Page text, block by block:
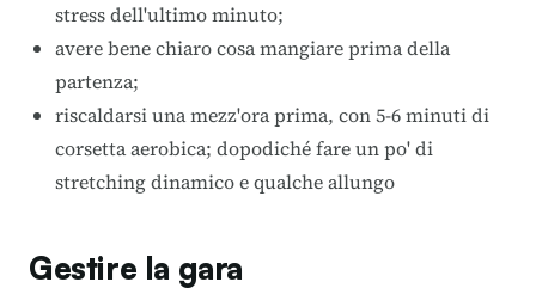
stress dell'ultimo minuto;
avere bene chiaro cosa mangiare prima della
partenza;
riscaldarsi una mezz'ora prima, con 5-6 minuti di
corsetta aerobica; dopodiché fare un po' di
stretching dinamico e qualche allungo
Gestire la gara